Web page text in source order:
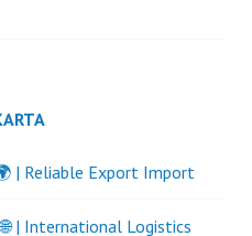
| Reliable Export Import
| International Logistics